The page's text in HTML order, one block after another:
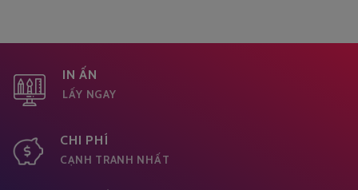
IN ẤN
LẤY NGAY
CHI PHÍ
CẠNH TRANH NHẤT